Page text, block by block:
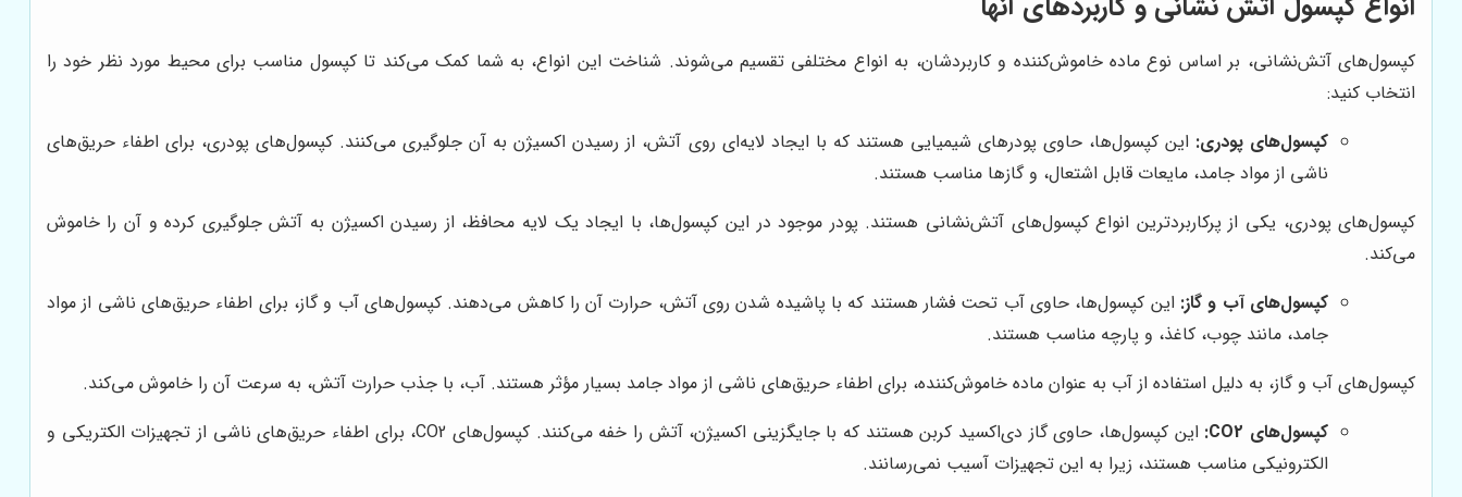
کپسول‌های آتش‌نشانی، بر اساس نوع ماده خاموش‌کننده و کاربردشان، به انواع مختلفی تقسیم می‌شوند. شناخت این انواع، به شما کمک می‌کند تا کپسول مناسب برای محیط مورد نظر خود را
انتخاب کنید:
کپسول‌های پودری: این کپسول‌ها، حاوی پودرهای شیمیایی هستند که با ایجاد لایه‌ای روی آتش، از رسیدن اکسیژن به آن جلوگیری می‌کنند. کپسول‌های پودری، برای اطفاء حریق‌های
ناشی از مواد جامد، مایعات قابل اشتعال، و گازها مناسب هستند.
کپسول‌های پودری، یکی از پرکاربردترین انواع کپسول‌های آتش‌نشانی هستند. پودر موجود در این کپسول‌ها، با ایجاد یک لایه محافظ، از رسیدن اکسیژن به آتش جلوگیری کرده و آن را خاموش
می‌کند.
کپسول‌های آب و گاز: این کپسول‌ها، حاوی آب تحت فشار هستند که با پاشیده شدن روی آتش، حرارت آن را کاهش می‌دهند. کپسول‌های آب و گاز، برای اطفاء حریق‌های ناشی از مواد
جامد، مانند چوب، کاغذ، و پارچه مناسب هستند.
کپسول‌های آب و گاز، به دلیل استفاده از آب به عنوان ماده خاموش‌کننده، برای اطفاء حریق‌های ناشی از مواد جامد بسیار مؤثر هستند. آب، با جذب حرارت آتش، به سرعت آن را خاموش می‌کند.
کپسول‌های CO2:
این کپسول‌ها، حاوی گاز دی‌اکسید کربن هستند که با جایگزینی اکسیژن، آتش را خفه می‌کنند. کپسول‌های CO2، برای اطفاء حریق‌های ناشی از تجهیزات الکتریکی و
الکترونیکی مناسب هستند، زیرا به این تجهیزات آسیب نمی‌رسانند.